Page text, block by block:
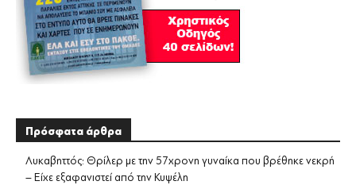
Πρόσφατα άρθρα
Λυκαβηττός: Θρίλερ με την 57χρονη γυναίκα που βρέθηκε νεκρή
– Είχε εξαφανιστεί από την Κυψέλη